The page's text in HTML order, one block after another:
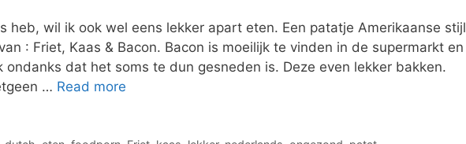
heb, wil ik ook wel eens lekker apart eten. Een patatje Amerikaanse stijl
: Friet, Kaas & Bacon. Bacon is moeilijk te vinden in de supermarkt en
dat het soms te dun gesneden is. Deze even lekker bakken.
… Read more